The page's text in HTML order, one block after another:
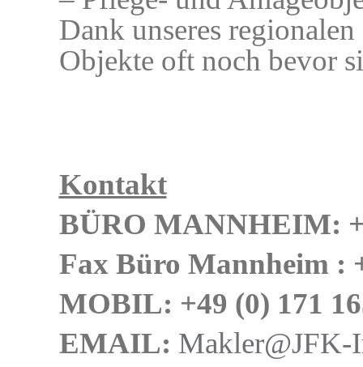
Dank unseres
Objekte oft noch bevor
Kontakt
BÜRO MANNHEIM:
Fax Büro Mannheim :
MOBIL: +49 (0) 171
EMAIL: